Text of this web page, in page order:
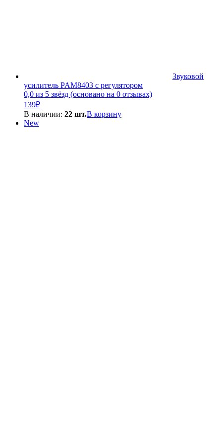
Звуковой
усилитель PAM8403 с регулятором
0,0 из 5 звёзд (основано на 0 отзывах)
139₽
В наличии: 22 шт.В корзину
New